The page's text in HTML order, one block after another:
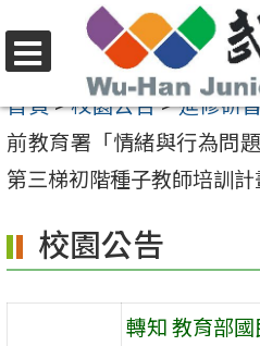
至
要
內
區
選
單
首頁>校園公告>進修研
前教育署「情緒與行為問
第三梯初階種子教師培訓計
校園公告
轉知 教育部